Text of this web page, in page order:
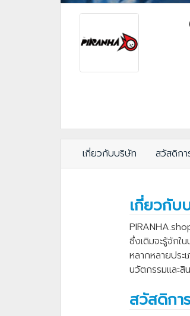
เกี่ยวกับบริษัท สวัสดิกา
เกี่ยวกับ
ซึ่งเดิมจะรู้จักใ
หลากหลายปร
นวัตกรรมและ
สวัสดิกา